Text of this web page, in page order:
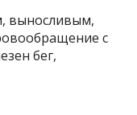
выносливым,
с
бег,